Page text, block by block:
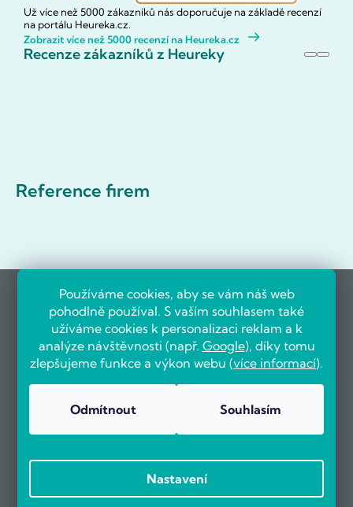
Používáme cookies, aby se vám náš web
pohodlně používal. S vaším souhlasem také
užíváme cookies k personalizaci reklam a k
analýze návštěvnosti (např. Google), díky tomu
zlepšujeme funkce a výkon webu (více informací).
Odmítnout Souhlasím
Nastavení
Už více než 5000 zákazníků nás doporučuje na základě recenzí
na portálu Heureka.cz.
Zobrazit více než 5000 recenzí na Heureka.cz
Recenze zákazníků z Heureky
Reference firem